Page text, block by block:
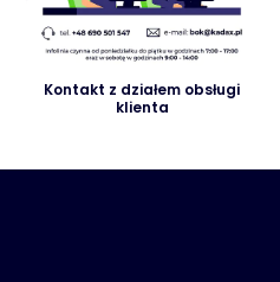
Kontakt z działem obsługi
klienta